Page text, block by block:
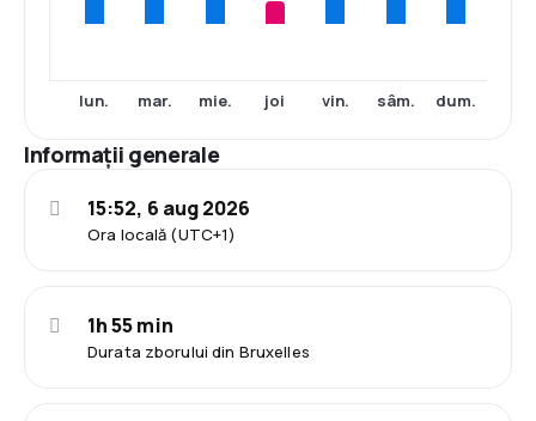
lun. mar. mie. joi vin. sâm. dum.
Informații generale
Ora locală (UTC+1)
15:52, 6 aug 2026
Durata zborului din Bruxelles
1h 55 min